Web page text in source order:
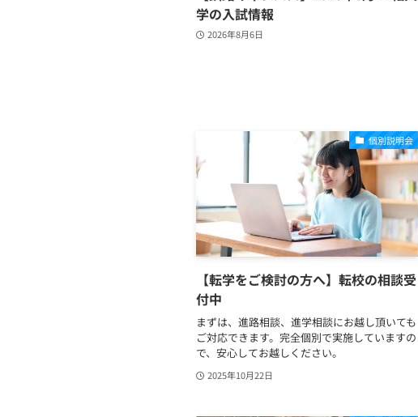
学の入試情報
2026年8月6日
個別説明会
【転学をご検討の方へ】転校の相談受
付中
まずは、進路相談、進学相談にお越し頂いても
ご対応できます。完全個別で実施していますの
で、安心してお越しください。
2025年10月22日